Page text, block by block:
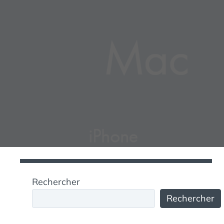
Rechercher
Rechercher